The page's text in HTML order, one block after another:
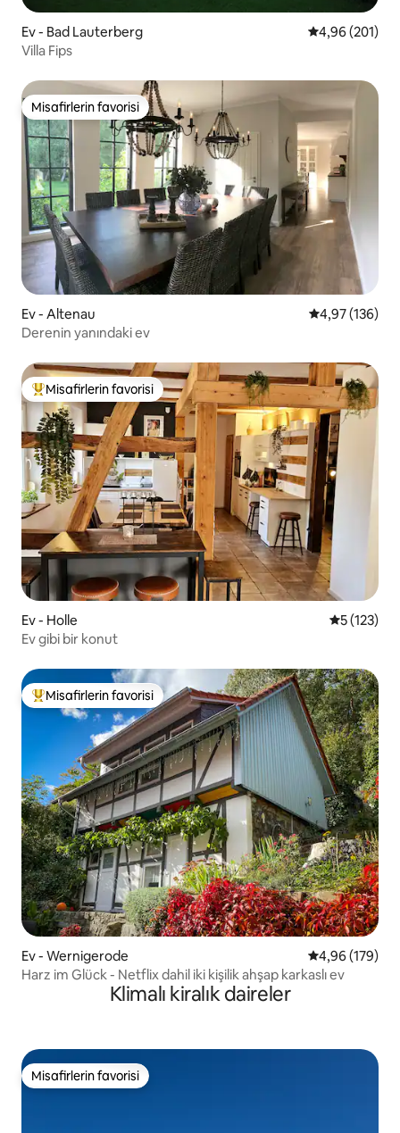
Ev - Bad Lauterberg 5 üzerinden
4,96 (201)
Villa Fips
Misafirlerin favorisi
Misafirlerin favorisi
Ev - Altenau 5 üzerinden
4,97 (136)
Derenin yanındaki ev
Misafirlerin favorilerinden en beğenilenler arasında
Misafirlerin favorisi
Ev - Holle 55 (123)
Ev gibi bir konut
Misafirlerin favorilerinden en beğenilenler arasında
Misafirlerin favorisi
Ev - Wernigerode 5 üzerinden
4,96 (179)
Harz im Glück - Netflix dahil iki kişilik ahşap karkaslı ev
Klimalı kiralık daireler
Misafirlerin favorisi
Misafirlerin favorisi